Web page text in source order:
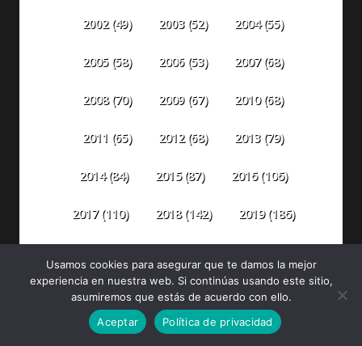
2002(49) 2003(52) 2004(55)
2005(58) 2006(53) 2007(68)
2008(70) 2009(67) 2010(68)
2011 (65) 2012(68) 2013(79)
2014(84) 2015(87) 2016(106)
2017(110) 2018(142) 2019(186)
2023(304) 2024(315) 2025(330)
2026(81)
Usamos cookies para asegurar que te damos la mejor
experiencia en nuestra web. Si continúas usando este sitio,
asumiremos que estás de acuerdo con ello.
Aceptar
Política de privacidad